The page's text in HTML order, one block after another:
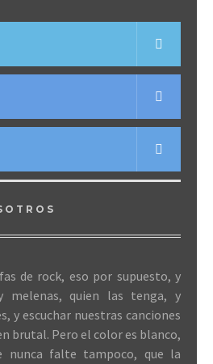
de rock, eso por supuesto, y
melenas, quien las tenga, y
y escuchar nuestras canciones
brutal. Pero el color es blanco,
nunca falte tampoco, que la